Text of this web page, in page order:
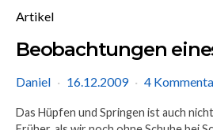
Artikel
Beobachtungen
Daniel 16.12.2009 4
Das Hüpfen und Springen ist auch